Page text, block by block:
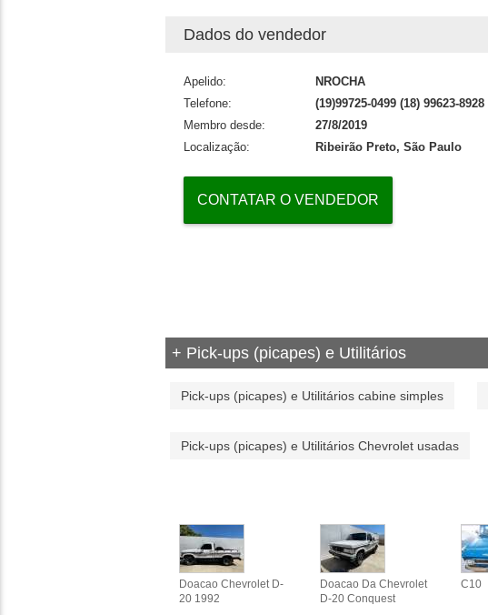
Dados do vendedor
Apelido:
NROCHA
Telefone:
(19)99725-0499 (18) 99623-8928
Membro desde:
27/8/2019
Localização:
Ribeirão Preto, São Paulo
CONTATAR O VENDEDOR
+ Pick-ups (picapes) e Utilitários
Pick-ups (picapes) e Utilitários cabine simples
Pick-ups (picapes) e Utilitários Chevrolet usadas
Doacao Chevrolet D-
20 1992
Doacao Da Chevrolet
D-20 Conquest
C10